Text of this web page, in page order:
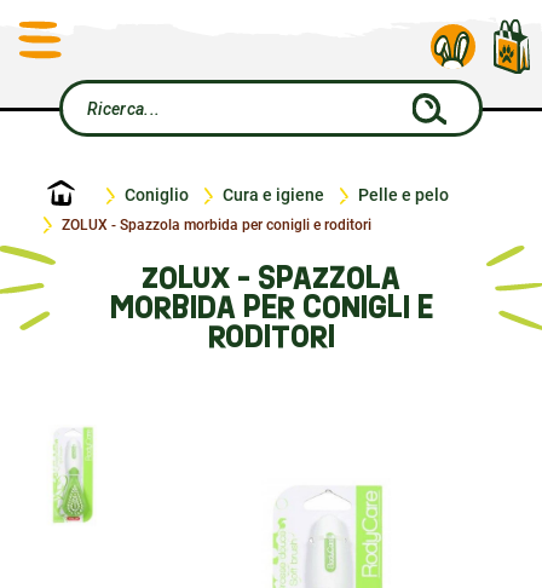
Home Coniglio Cura e igiene Pelle e pelo
ZOLUX - Spazzola morbida per conigli e roditori
ZOLUX - SPAZZOLA
MORBIDA PER CONIGLI E
RODITORI